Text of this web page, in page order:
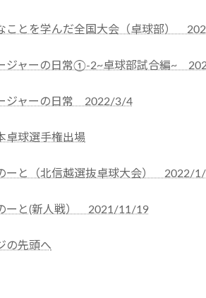
ことを学んだ全国大会（卓球部）
ジャーの日常①-2~卓球部試合編~
ジャーの日常 2022/3/4
卓球選手権出場
ーと（北信越選抜卓球大会） 2022/
ーと(新人戦） 2021/11/19
の先頭へ